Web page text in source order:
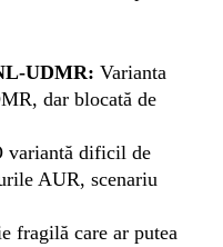
UDMR: Varianta
dar blocată de
variantă dificil de
AUR, scenariu
fragilă care ar putea